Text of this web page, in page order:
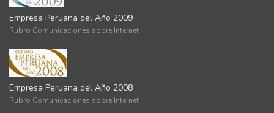
Empresa Peruana del Año 2009
Rubro Comunicaciones sobre Internet
Empresa Peruana del Año 2008
Rubro Comunicaciones sobre Internet